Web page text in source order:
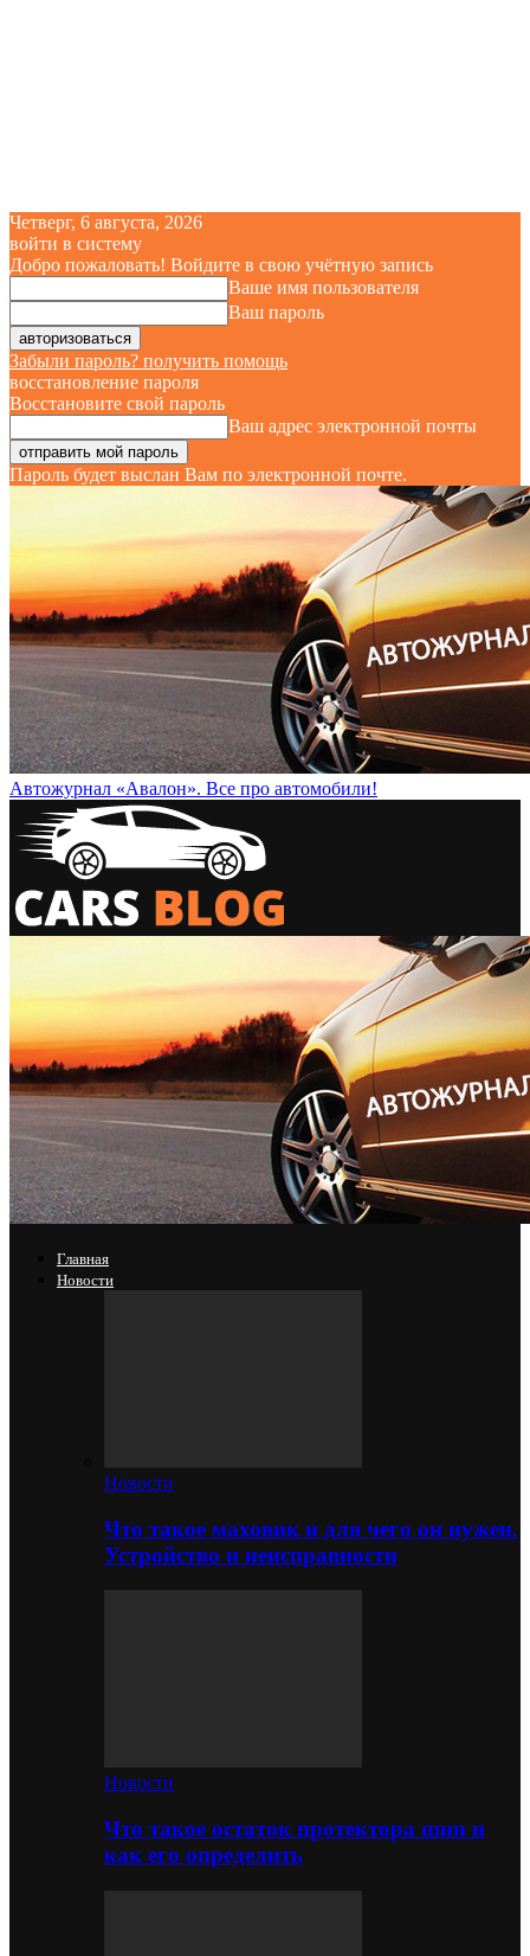
Четверг, 6 августа, 2026
войти в систему
Добро пожаловать! Войдите в свою учётную запись
Ваше имя пользователя
Ваш пароль
Забыли пароль? получить помощь
восстановление пароля
Восстановите свой пароль
Ваш адрес электронной почты
Пароль будет выслан Вам по электронной почте.
Автожурнал «Авалон». Все про автомобили!
Главная
Новости
Новости
Что такое маховик и для чего он нужен.
Устройство и неисправности
Новости
Что такое остаток протектора шин и
как его определить